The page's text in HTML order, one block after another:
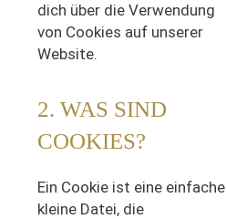
dich über die Verwendung
von Cookies auf unserer
Website.
2. WAS SIND
COOKIES?
Ein Cookie ist eine einfache
kleine Datei, die